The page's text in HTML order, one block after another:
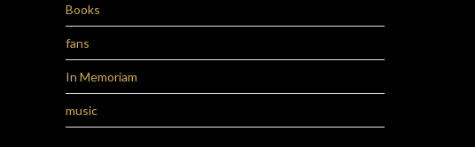
Books
fans
In Memoriam
music